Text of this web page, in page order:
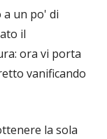
a un po' di
il
ora vi porta
vanificando
la sola